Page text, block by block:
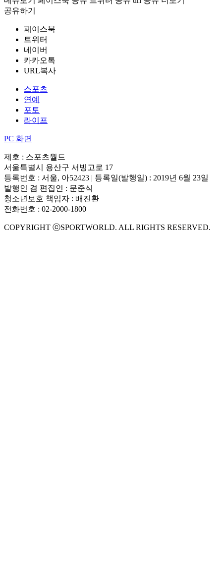
공유하기
페이스북
트위터
네이버
카카오톡
URL복사
스포츠
연예
포토
라이프
PC 화면
제호 : 스포츠월드
서울특별시 용산구 서빙고로 17
등록번호 : 서울, 아52423 | 등록일(발행일) : 2019년 6월 23일
발행인 겸 편집인 : 문준식
청소년보호 책임자 : 배진환
전화번호 : 02-2000-1800
COPYRIGHT ⓒSPORTWORLD. ALL RIGHTS RESERVED.